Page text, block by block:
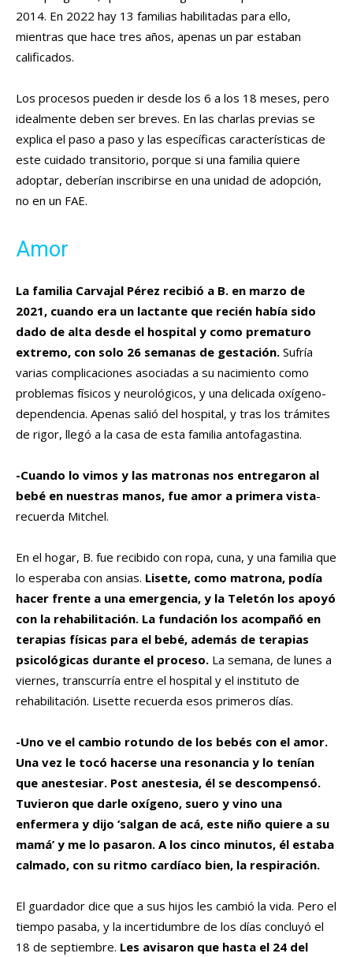
2014. En 2022 hay 13 familias habilitadas para ello,
mientras que hace tres años, apenas un par estaban
calificados.
Los procesos pueden ir desde los 6 a los 18 meses, pero
idealmente deben ser breves. En las charlas previas se
explica el paso a paso y las específicas características de
este cuidado transitorio, porque si una familia quiere
adoptar, deberían inscribirse en una unidad de adopción,
no en un FAE.
Amor
La familia Carvajal Pérez recibió a B. en marzo de
2021, cuando era un lactante que recién había sido
dado de alta desde el hospital y como prematuro
extremo, con solo 26 semanas de gestación. Sufría
varias complicaciones asociadas a su nacimiento como
problemas físicos y neurológicos, y una delicada oxígeno-
dependencia. Apenas salió del hospital, y tras los trámites
de rigor, llegó a la casa de esta familia antofagastina.
-Cuando lo vimos y las matronas nos entregaron al
bebé en nuestras manos, fue amor a primera vista-
recuerda Mitchel.
En el hogar, B. fue recibido con ropa, cuna, y una familia que
lo esperaba con ansias. Lisette, como matrona, podía
hacer frente a una emergencia, y la Teletón los apoyó
con la rehabilitación. La fundación los acompañó en
terapias físicas para el bebé, además de terapias
psicológicas durante el proceso. La semana, de lunes a
viernes, transcurría entre el hospital y el instituto de
rehabilitación. Lisette recuerda esos primeros días.
-Uno ve el cambio rotundo de los bebés con el amor.
Una vez le tocó hacerse una resonancia y lo tenían
que anestesiar. Post anestesia, él se descompensó.
Tuvieron que darle oxígeno, suero y vino una
enfermera y dijo ‘salgan de acá, este niño quiere a su
mamá’ y me lo pasaron. A los cinco minutos, él estaba
calmado, con su ritmo cardíaco bien, la respiración.
El guardador dice que a sus hijos les cambió la vida. Pero el
tiempo pasaba, y la incertidumbre de los días concluyó el
18 de septiembre. Les avisaron que hasta el 24 del